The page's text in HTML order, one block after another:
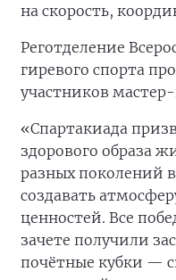
на скорость,
Реготделение
гиревого спорта
участников мастер-
«Спартакиада
здорового образа
разных поколений
создавать
ценностей. Все
зачете получили
почётные кубки —